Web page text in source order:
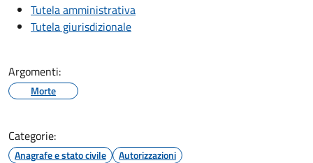
Tutela amministrativa
Tutela giurisdizionale
Argomenti:
Morte
Categorie:
Anagrafe e stato civile Autorizzazioni